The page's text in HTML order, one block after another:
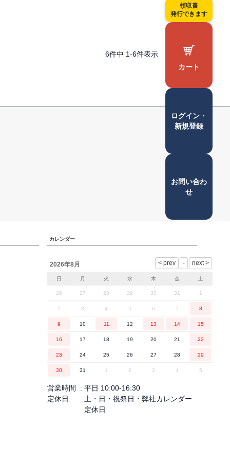
領収書
発行できます
カート
ログイン・
新規登録
お問い合わ
せ
6件中 1-6件表示
ペー
ジト
カレンダー
2026年8月
日 月 火 水 木 金 土
26 27 28 29 30 31 1
2 3 4 5 6 7 8
9 10 11 12 13 14 15
16 17 18 19 20 21 22
23 24 25 26 27 28 29
30 31 1 2 3 4 5
営業時間
平日 10:00-16:30
定休日
土・日・祝祭日・弊社カレンダー
定休日